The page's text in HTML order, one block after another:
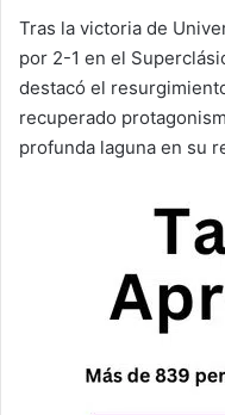
Tras la victoria de
por 2-1 en el
destacó el
recuperado
profunda laguna en su